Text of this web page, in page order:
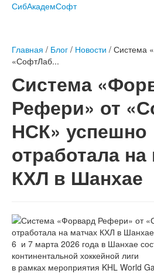
СибАкадемСофт
Деятельность
Официоз
Главная / Блог / Новости / Система
«СофтЛаб...
Система
Рефери» от
НСК» успешно
отработала на
КХЛ в Шанхае
6 и 7 марта 2026 года в Шанхае
континентальной хоккейной лиги
в рамках мероприятия KHL World